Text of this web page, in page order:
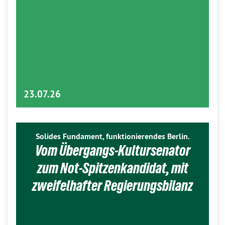
23.07.26
Solides Fundament, funktionierendes Berlin.
Vom Übergangs-Kultursenator
zum Not-Spitzenkandidat, mit
zweifelhafter Regierungsbilanz